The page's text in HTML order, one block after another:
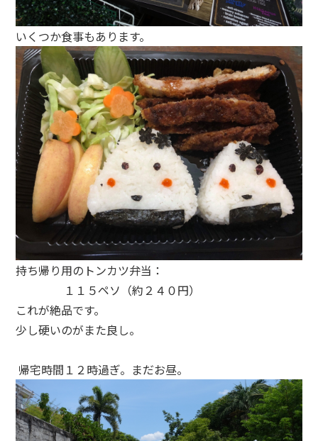
いくつか食事もあります。
持ち帰り用のトンカツ弁当：
１１５ペソ（約２４０円）
これが絶品です。
少し硬いのがまた良し。
帰宅時間１２時過ぎ。まだお昼。